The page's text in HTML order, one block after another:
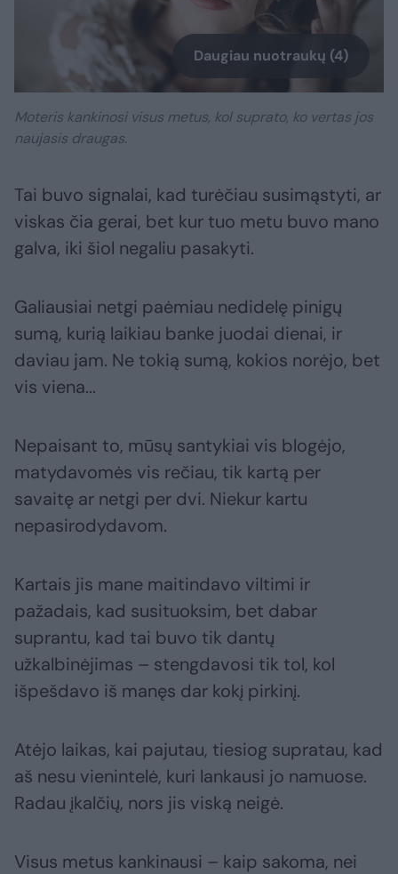
Daugiau nuotraukų (4)
Moteris kankinosi visus metus, kol suprato, ko vertas jos
naujasis draugas.
Tai buvo signalai, kad turėčiau susimąstyti, ar
viskas čia gerai, bet kur tuo metu buvo mano
galva, iki šiol negaliu pasakyti.
Galiausiai netgi paėmiau nedidelę pinigų
sumą, kurią laikiau banke juodai dienai, ir
daviau jam. Ne tokią sumą, kokios norėjo, bet
vis viena...
Nepaisant to, mūsų santykiai vis blogėjo,
matydavomės vis rečiau, tik kartą per
savaitę ar netgi per dvi. Niekur kartu
nepasirodydavom.
Kartais jis mane maitindavo viltimi ir
pažadais, kad susituoksim, bet dabar
suprantu, kad tai buvo tik dantų
užkalbinėjimas – stengdavosi tik tol, kol
išpešdavo iš manęs dar kokį pirkinį.
Atėjo laikas, kai pajutau, tiesiog supratau, kad
aš nesu vienintelė, kuri lankausi jo namuose.
Radau įkalčių, nors jis viską neigė.
Visus metus kankinausi – kaip sakoma, nei